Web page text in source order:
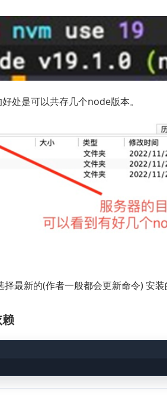
处是可以共存几个node版本。
最新的(作者一般都会更新命令) 安